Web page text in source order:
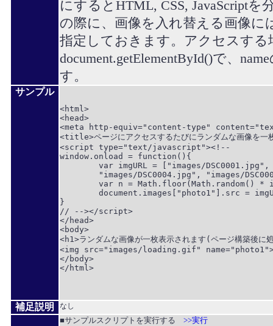
にするとHTML, CSS, JavaScript
の際に、画像を入れ替える画像に
指定しておきます。アクセスする
document.getElementById()で、
す。
サンプル
<html>
<head>
<meta http-equiv="content-type"
<title>ページにアクセスするたびにランダムな画像を
<script type="text/javascript"><!--
window.onload = function(){
}
// --></script>
</head>
<body>
<h1>ランダムな画像が一枚表示されます(ページ構築後
<img src="images/loading.gif"
</body>
</html>
補足説明 なし
■サンプルスクリプトを実行する >>実行